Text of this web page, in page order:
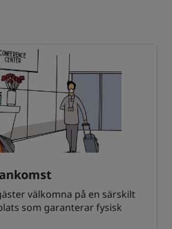
välkomna på en särskilt
som garanterar fysisk